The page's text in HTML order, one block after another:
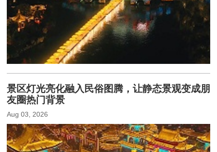
景区灯光亮化融入民俗图腾，让静态景观变成朋
友圈热门背景
Aug 03, 2026